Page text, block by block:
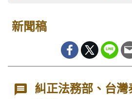
新聞稿
糾正法務部、台